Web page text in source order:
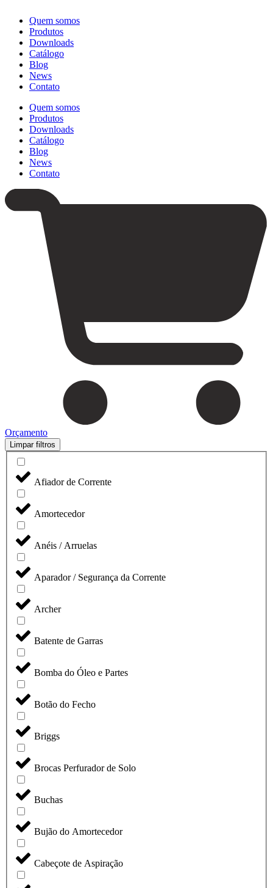
Quem somos
Produtos
Downloads
Catálogo
Blog
News
Contato
Quem somos
Produtos
Downloads
Catálogo
Blog
News
Contato
Orçamento
Limpar filtros
Afiador de Corrente
Amortecedor
Anéis / Arruelas
Aparador / Segurança da Corrente
Archer
Batente de Garras
Bomba do Óleo e Partes
Botão do Fecho
Briggs
Brocas Perfurador de Solo
Buchas
Bujão do Amortecedor
Cabeçote de Aspiração